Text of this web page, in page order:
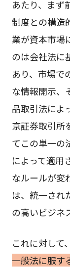
あたり、まず
制度との構造
業が資本市場
のは会社法に
あり、市場で
な情報開示、
品取引法によ
京証券取引所
てこの単一の
によって適用
なルールが変
は、統一され
の高いビジネ
これに対して、
一般法に服す